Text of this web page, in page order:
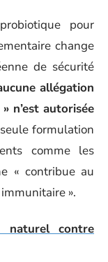
pour
change
de sécurité
allégation
n’est autorisée
formulation
comme les
« contribue au
».
naturel contre